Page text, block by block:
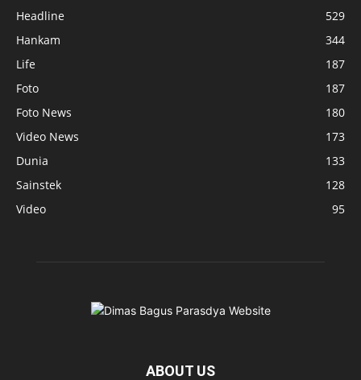
Headline
529
Hankam
344
Life
187
Foto
187
Foto News
180
Video News
173
Dunia
133
Sainstek
128
Video
95
ABOUT US